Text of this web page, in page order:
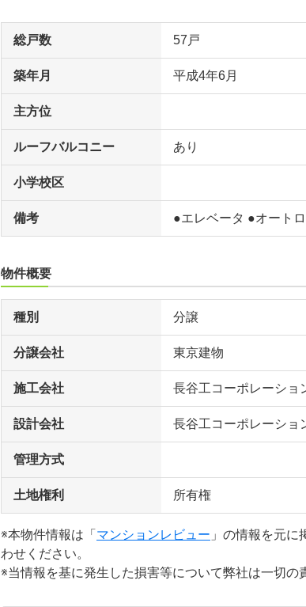
総戸数 57戸
築年月 平成4年6月
主方位
ルーフバルコニー あり
小学校区
備考 ●エレベータ ●オート
物件概要
種別 分譲
分譲会社 東京建物
施工会社 長谷工コーポレーショ
設計会社 長谷工コーポレーショ
管理方式
土地権利 所有権
※本物件情報は「 マンションレビュー 」の情報を元
わせください。
※当情報を基に発生した損害等について弊社は一切の